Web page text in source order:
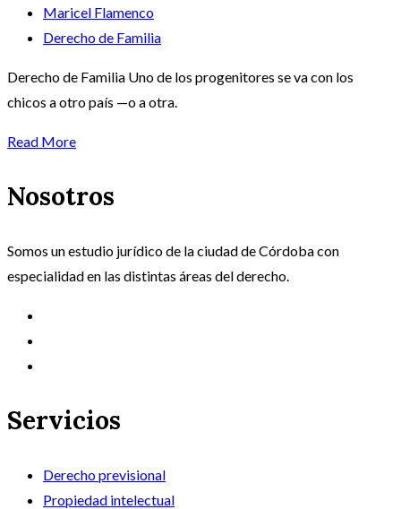
Maricel Flamenco
Derecho de Familia
Derecho de Familia Uno de los progenitores se va con los
chicos a otro país —o a otra.
Read More
Nosotros
Somos un estudio jurídico de la ciudad de Córdoba con
especialidad en las distintas áreas del derecho.
Servicios
Derecho previsional
Propiedad intelectual